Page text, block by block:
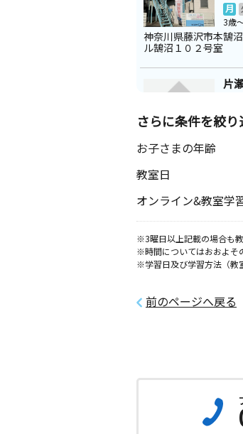
月
3歳
神奈川県藤沢市本鵠
ル鵠沼１０２号室
片
0歳
神奈川県藤沢市片瀬
3歳
神奈川県藤沢市鵠沼
松
月
ＪＩＳＡＷＡ ＬＩ
鵠
さらに条件を絞り
お子さまの年齢
教室日
オンライン&教室学
※3曜日以上記載の場合も
※時間についてはおおよそ
※学習日及び学習方法（教
前のページへ戻る